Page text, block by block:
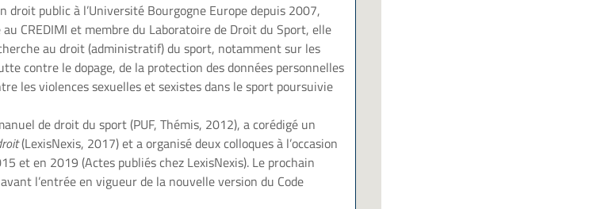
droit public à l’Université Bourgogne Europe depuis 2007,
CREDIMI et membre du Laboratoire de Droit du Sport, elle
au droit (administratif) du sport, notamment sur les
contre le dopage, de la protection des données personnelles
les violences sexuelles et sexistes dans le sport poursuivie
de droit du sport (PUF, Thémis, 2012), a corédigé un
(LexisNexis, 2017) et a organisé deux colloques à l’occasion
et en 2019 (Actes publiés chez LexisNexis). Le prochain
l’entrée en vigueur de la nouvelle version du Code